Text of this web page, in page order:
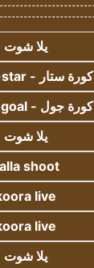
يلا شوت
كورة ستار - koora-star
كورة جول - koora-goal
يلا شوت
shoot
live
live
يلا شوت